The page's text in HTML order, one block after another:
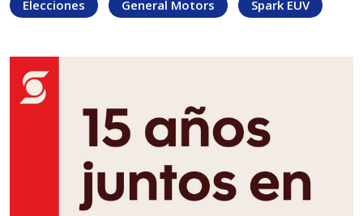
Elecciones
General Motors Spark EUV